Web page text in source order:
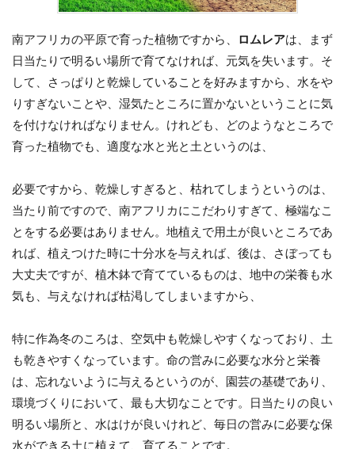
南アフリカの平原で育った植物ですから、 ロムレアは、まず
日当たりで明るい場所で育てなければ、元気を失います。そ
して、さっぱりと乾燥していることを好みますから、水をや
りすぎないことや、湿気たところに置かないということに気
を付けなければなりません。けれども、どのようなところで
育った植物でも、適度な水と光と土というのは、
必要ですから、乾燥しすぎると、枯れてしまうというのは、
当たり前ですので、南アフリカにこだわりすぎて、極端なこ
とをする必要はありません。地植えで用土が良いところであ
れば、植えつけた時に十分水を与えれば、後は、さぼっても
大丈夫ですが、植木鉢で育てているものは、地中の栄養も水
気も、与えなければ枯渇してしまいますから、
特に作為冬のころは、空気中も乾燥しやすくなっており、土
も乾きやすくなっています。命の営みに必要な水分と栄養
は、忘れないように与えるというのが、園芸の基礎であり、
環境づくりにおいて、最も大切なことです。日当たりの良い
明るい場所と、水はけが良いけれど、毎日の営みに必要な保
水ができる土に植えて、育てることです。